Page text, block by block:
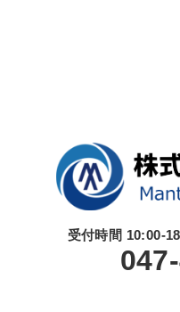
受付時間 10:00-